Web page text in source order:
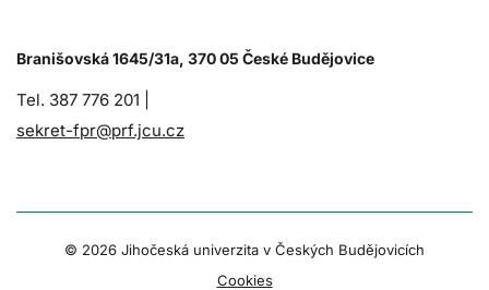
Branišovská 1645/31a, 370 05 České Budějovice
Tel. 387 776 201 |
sekret-fpr@prf.jcu.cz
© 2026 Jihočeská univerzita v Českých Budějovicích
Cookies